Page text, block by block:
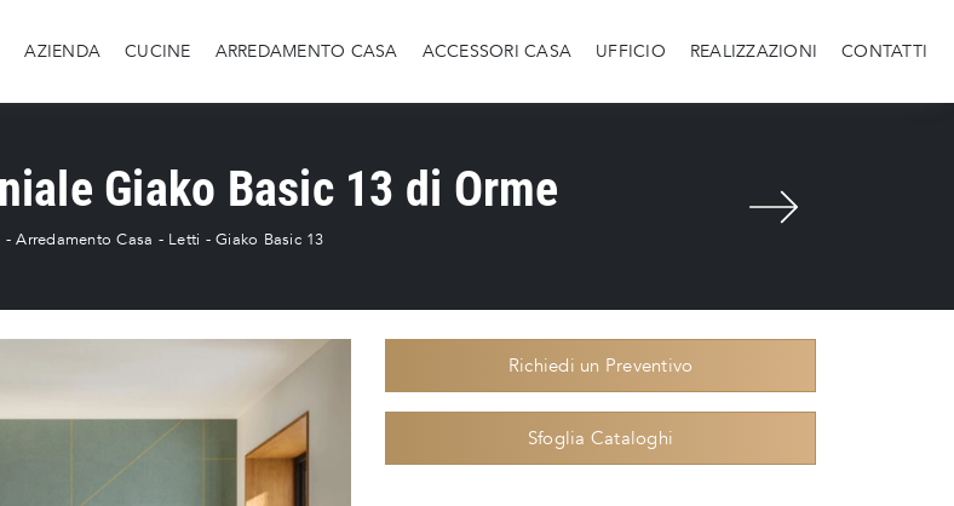
AZIENDA CUCINE ARREDAMENTO CASA ACCESSORI CASA UFFICIO REALIZZAZIONI CONTATTI
Giako Basic 13 di Orme
-Arredamento Casa - Letti - Giako Basic 13
Richiedi un Preventivo
Sfoglia Cataloghi